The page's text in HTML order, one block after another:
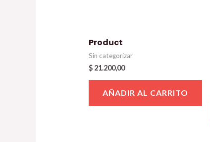
Product
Sin categorizar
$21.200,00
AÑADIR AL CARRITO